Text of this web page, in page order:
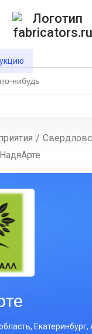
/
НадяАрте
Екатеринбург,